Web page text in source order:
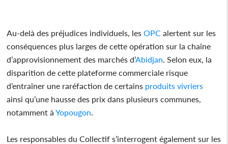
Au-delà des préjudices individuels, les OPC alertent sur les
conséquences plus larges de cette opération sur la chaîne
d’approvisionnement des marchés d’Abidjan . Selon eux, la
disparition de cette plateforme commerciale risque
d’entraîner une raréfaction de certains produits vivriers
ainsi qu’une hausse des prix dans plusieurs communes,
notamment à Yopougon
Les responsables du Collectif s’interrogent également sur les